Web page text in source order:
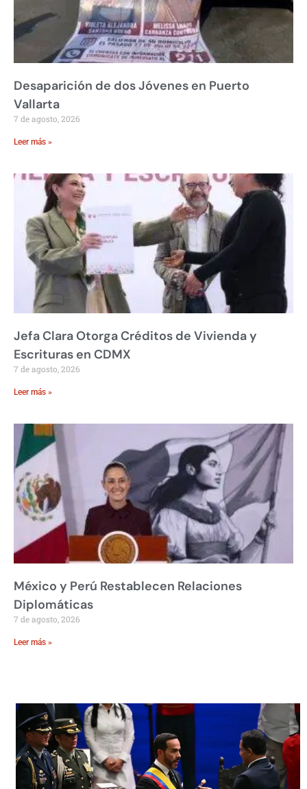
Desaparición de dos Jóvenes en Puerto
Vallarta
7 de agosto, 2026
Leer más »
Jefa Clara Otorga Créditos de Vivienda y
Escrituras en CDMX
7 de agosto, 2026
Leer más »
México y Perú Restablecen Relaciones
Diplomáticas
7 de agosto, 2026
Leer más »